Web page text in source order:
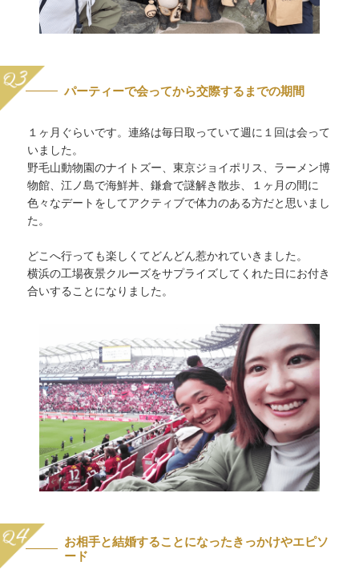
パーティーで会ってから交際するまでの期間
１ヶ月ぐらいです。連絡は毎日取っていて週に１回は会って
いました。
野毛山動物園のナイトズー、東京ジョイポリス、ラーメン博
物館、江ノ島で海鮮丼、鎌倉で謎解き散歩、１ヶ月の間に
色々なデートをしてアクティブで体力のある方だと思いまし
た。
どこへ行っても楽しくてどんどん惹かれていきました。
横浜の工場夜景クルーズをサプライズしてくれた日にお付き
合いすることになりました。
お相手と結婚することになったきっかけやエピソ
ード